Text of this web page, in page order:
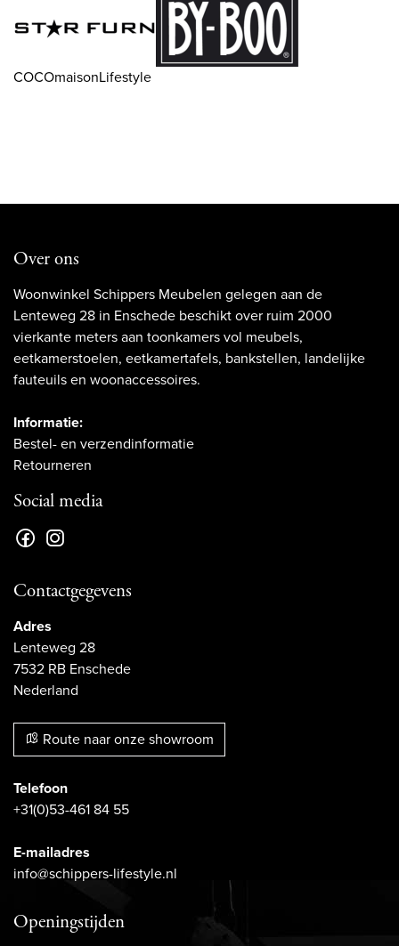
COCOmaisonLifestyle
Over ons
Woonwinkel Schippers Meubelen gelegen aan de
Lenteweg 28 in Enschede beschikt over ruim 2000
vierkante meters aan toonkamers vol meubels,
eetkamerstoelen, eetkamertafels, bankstellen, landelijke
fauteuils en woonaccessoires.
Informatie:
Bestel- en verzendinformatie
Retourneren
Social media
Contactgegevens
Adres
Lenteweg 28
7532 RB Enschede
Nederland
Route naar onze showroom
Telefoon
+31(0)53-461 84 55
E-mailadres
info@schippers-lifestyle.nl
Openingstijden